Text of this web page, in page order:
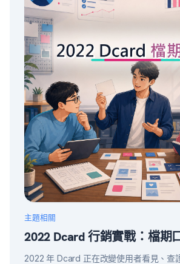
主題相關
2022 Dcard 行銷實戰：檔期
2022 年 Dcard 正在改變使用者看見、查